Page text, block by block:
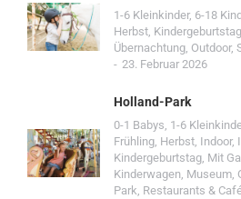
1-6 Kleinkinder, 6-18
Herbst, Kindergeburtstag
Übernachtung, Outdoor,
23. Februar 2026
Holland-Park
0-1 Babys, 1-6
Frühling, Herbst, Indoor,
Kindergeburtstag, Mit
Kinderwagen, Museum,
Park, Restaurants &